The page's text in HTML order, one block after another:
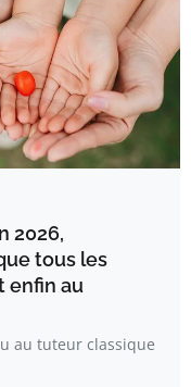
2026,
tous les
enfin au
au tuteur classique